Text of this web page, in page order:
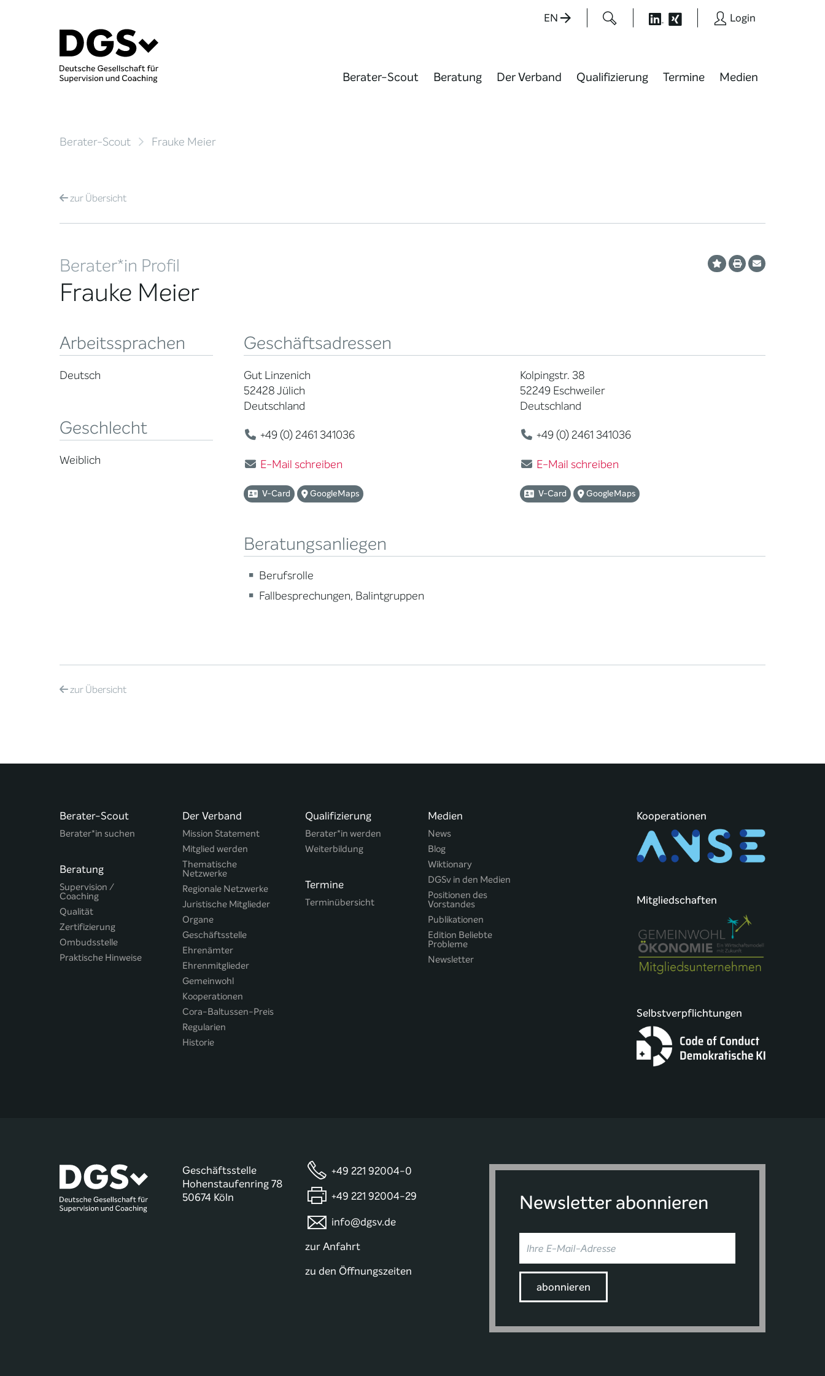
EN Login
Berater-Scout Beratung Der Verband Qualifizierung Termine Medien
Berater-Scout Frauke Meier
zurÜbersicht
Berater*in Profil
Frauke Meier
Arbeitssprachen
Deutsch
Geschlecht
Weiblich
Geschäftsadressen
Gut Linzenich
52428 Jülich
Deutschland
+49 (0) 2461 341036
E-Mail schreiben
V-Card GoogleMaps
Kolpingstr. 38
52249 Eschweiler
Deutschland
+49 (0) 2461 341036
E-Mail schreiben
V-Card GoogleMaps
Beratungsanliegen
Berufsrolle
Fallbesprechungen, Balintgruppen
zurÜbersicht
Berater-Scout
Berater*in suchen
Beratung
Supervision /
Coaching
Qualität
Zertifizierung
Ombudsstelle
Praktische Hinweise
Der Verband
Mission Statement
Mitglied werden
Thematische
Netzwerke
Regionale Netzwerke
Juristische Mitglieder
Organe
Geschäftsstelle
Ehrenämter
Ehrenmitglieder
Gemeinwohl
Kooperationen
Cora-Baltussen-Preis
Regularien
Historie
Qualifizierung
Berater*in werden
Weiterbildung
Termine
Terminübersicht
Medien
News
Blog
Wiktionary
DGSv in den Medien
Positionen des
Vorstandes
Publikationen
Edition Beliebte
Probleme
Newsletter
Kooperationen
Mitgliedschaften
Selbstverpflichtungen
Geschäftsstelle
Hohenstaufenring 78
50674 Köln
+49 221 92004-0
+49 221 92004-29
info@dgsv.de
zur Anfahrt
zu den Öffnungszeiten
Newsletter abonnieren